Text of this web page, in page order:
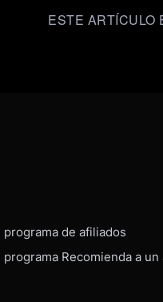
ESTE ARTÍCULO
de afiliados
Recomienda a un